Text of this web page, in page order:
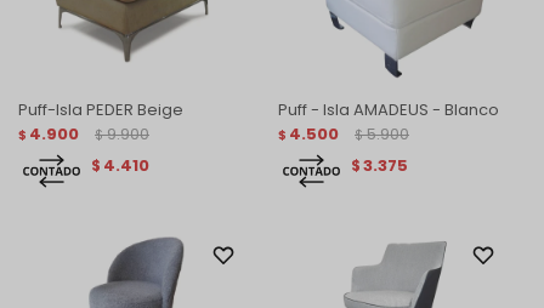
Puff-Isla PEDER Beige
$ 4.900 $ 9.900
$ 4.410
Puff - Isla AMADEUS - Blanco
$ 4.500 $ 5.900
$3.375